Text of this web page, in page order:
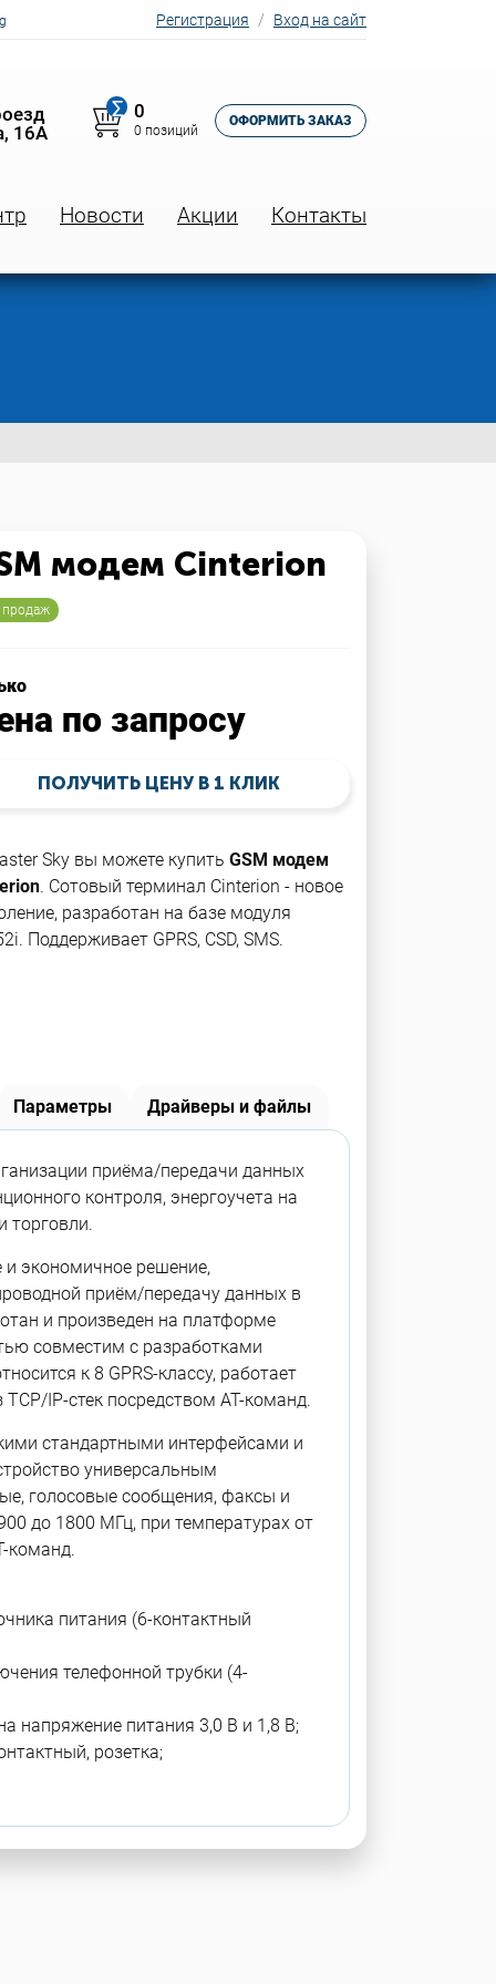
Регистрация Вход на сайт
16А
∑ 0
0 позиций
ОФОРМИТЬ ЗАКАЗ
Новости Акции Контакты
модем Cinterion
продаж
по запросу
ПОЛУЧИТЬ ЦЕНУ В 1 КЛИК
Sky вы можете купить GSM модем
. Сотовый терминал Cinterion - новое
разработан на базе модуля
Поддерживает GPRS, CSD, SMS.
Параметры Драйверы и файлы
приёма/передачи данных
контроля, энергоучета на
торговли.
экономичное решение,
приём/передачу данных в
и произведен на платформе
совместим с разработками
к 8 GPRS-классу, работает
IP-стек посредством AT-команд.
стандартными интерфейсами и
универсальным
голосовые сообщения, факсы и
до 1800 МГц, при температурах от
команд.
питания (6-контактный
телефонной трубки (4-
напряжение питания 3,0 В и 1,8 В;
розетка;